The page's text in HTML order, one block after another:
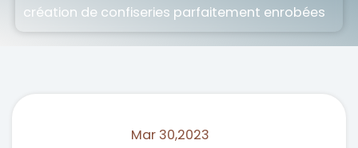
Personnalisation
création de confiseries parfaitement enrobées
Mar 30,2023